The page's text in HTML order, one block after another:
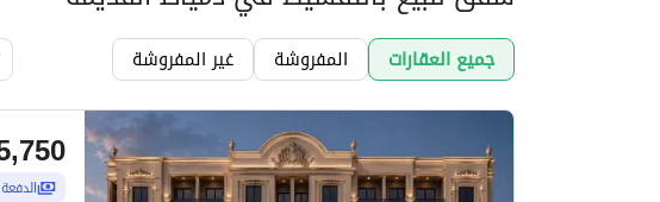
جميع العقارات المفروشة غير المفروشة